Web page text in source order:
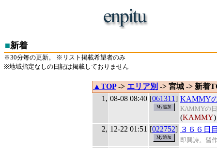
■新着
※30分毎の更新。 ※リスト掲載希望者のみ
※地域指定なしの日記は掲載しておりません
▲TOP-> エリア別 -> 宮城 -> 新着
1, 08-08 08:40 [061311] KAMMY
KAMMYの
(KAMMY)
2, 12-22 01:51 [022752] ３６６日
即興詩。習